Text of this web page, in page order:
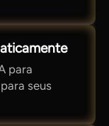
para
seus